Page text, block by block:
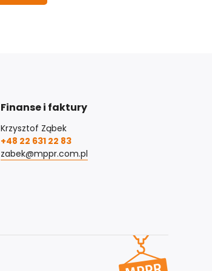
Finanse i faktury
Krzysztof Ząbek
+48 22 631 22 83
zabek@mppr.com.pl